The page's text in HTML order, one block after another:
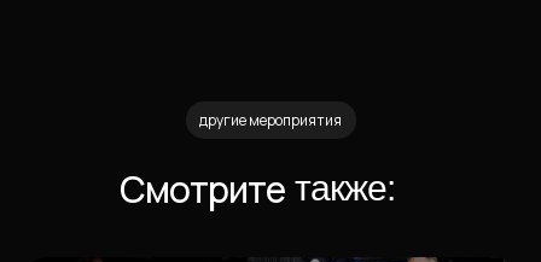
также:
Смотрите
другие мероприятия